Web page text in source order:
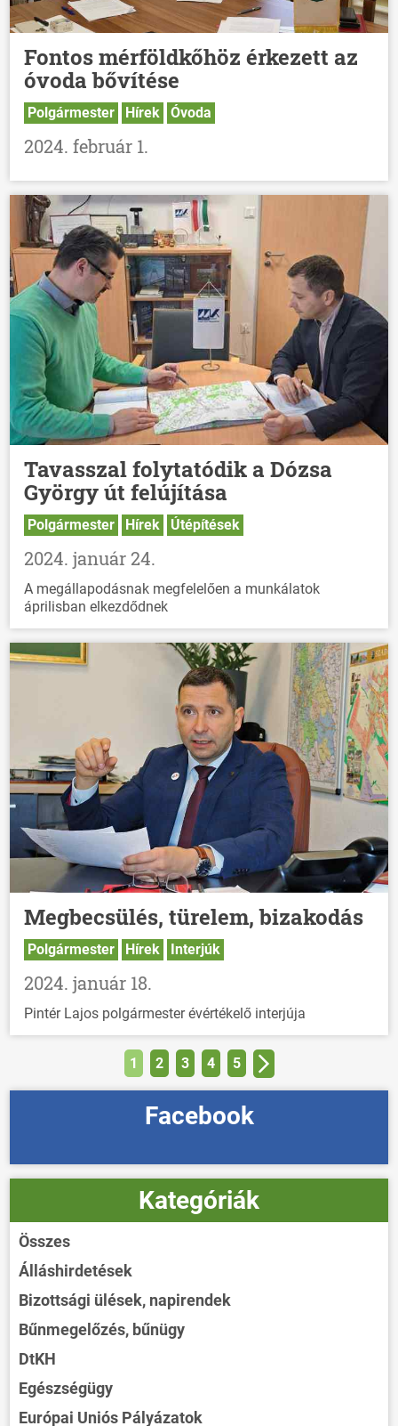
Fontos mérföldkőhöz érkezett az
óvoda bővítése
Polgármester Hírek Óvoda
2024. február 1.
Tavasszal folytatódik a Dózsa
György út felújítása
Polgármester Hírek Útépítések
2024. január 24.
A megállapodásnak megfelelően a munkálatok
áprilisban elkezdődnek
Megbecsülés, türelem, bizakodás
Polgármester Hírek Interjúk
2024. január 18.
Pintér Lajos polgármester évértékelő interjúja
1 2 3 4 5
Facebook
Kategóriák
Összes
Álláshirdetések
Bizottsági ülések, napirendek
Bűnmegelőzés, bűnügy
DtKH
Egészségügy
Európai Uniós Pályázatok